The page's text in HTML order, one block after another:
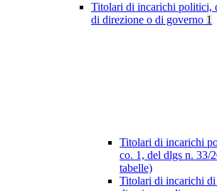
Titolari di incarichi politici,
di direzione o di governo 1
Titolari di incarichi
co. 1, del dlgs n. 33/
tabelle)
Titolari di incarichi